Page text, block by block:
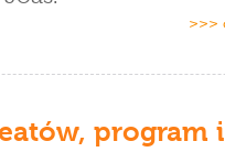
>>>
program i